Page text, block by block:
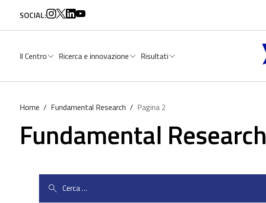
SOCIAL:
Il Centro Ricerca e innovazione Risultati
Home / Fundamental Research / Pagina 2
Fundamental Research
per: